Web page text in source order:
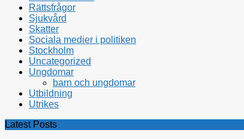
Rättsfrågor
Sjukvård
Skatter
Sociala medier i politiken
Stockholm
Uncategorized
Ungdomar
barn och ungdomar
Utbildning
Utrikes
Latest Posts